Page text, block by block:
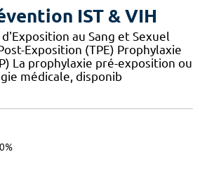
IST & VIH
au Sang et Sexuel
Exposition (TPE) Prophylaxie
La prophylaxie pré-exposition ou
médicale, disponib